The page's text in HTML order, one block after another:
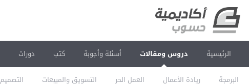
الرئيسية دروس ومقالات
البرمجة ريادة الأعمال العمل الحر التسويق والمبيعات التصميم
أسئلة وأجوبة كتب دورات